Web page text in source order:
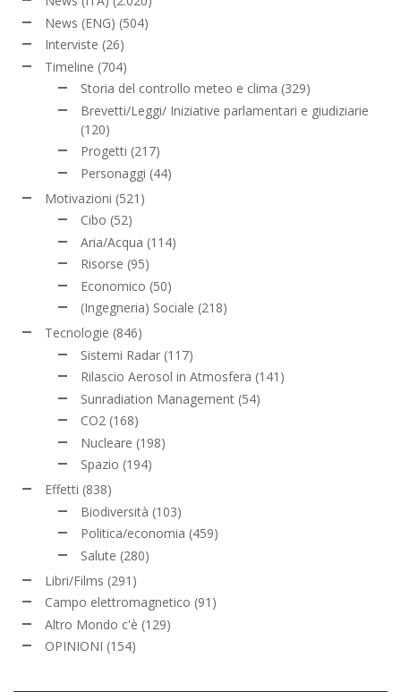
News (ENG) (504)
Interviste (26)
Timeline (704)
Storia del controllo meteo e clima (329)
Brevetti/Leggi/ Iniziative parlamentari e giudiziarie
(120)
Progetti (217)
Personaggi (44)
Motivazioni (521)
Cibo (52)
Aria/Acqua (114)
Risorse (95)
Economico (50)
(Ingegneria) Sociale (218)
Tecnologie (846)
Sistemi Radar (117)
Rilascio Aerosol in Atmosfera (141)
Sunradiation Management (54)
CO2 (168)
Nucleare (198)
Spazio (194)
Effetti (838)
Biodiversità (103)
Politica/economia (459)
Salute (280)
Libri/Films (291)
Campo elettromagnetico (91)
Altro Mondo c'è (129)
OPINIONI (154)